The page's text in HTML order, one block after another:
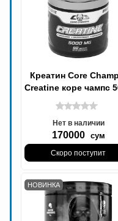
Креатин Сore
Creatine коре чампс
мг
Нет в наличии
170000 сум
Скоро поступит
НОВИНКА